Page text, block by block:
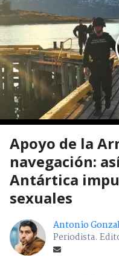
Apoyo de la
navegación:
Antártica
sexuales
Antonio
Periodista.